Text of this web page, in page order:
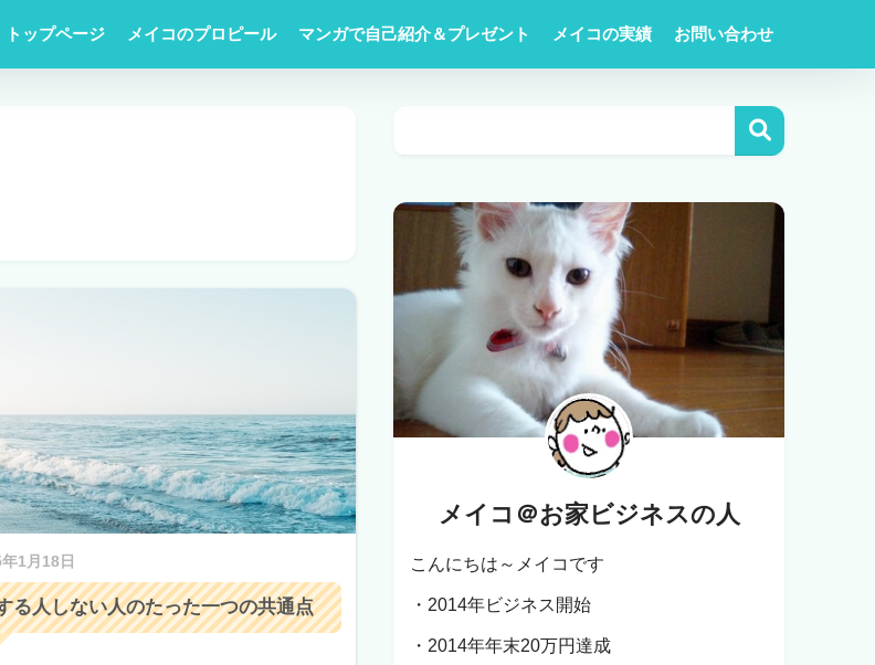
トップページ メイコのプロピール マンガで自己紹介＆プレゼント メイコの実績 お問い合わせ
1月18日
る人しない人のたった一つの共通点
メイコ＠お家ビジネスの人
こんにちは～メイコです
・2014年ビジネス開始
・2014年年末20万円達成